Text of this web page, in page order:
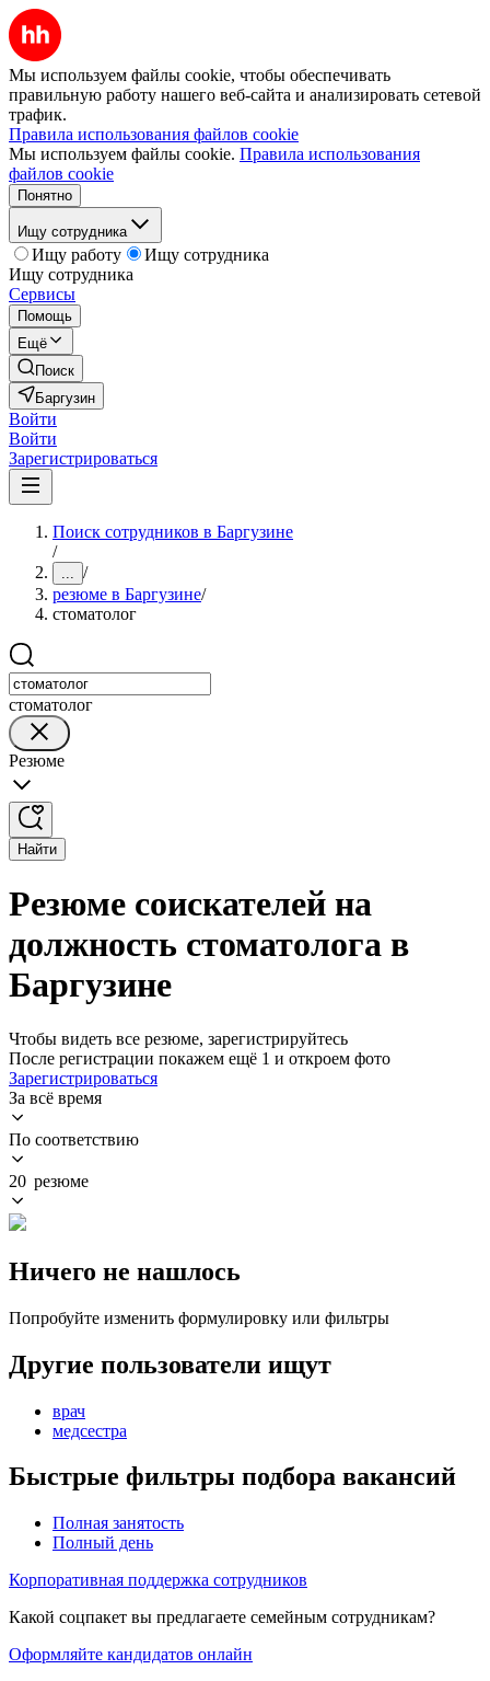
Мы используем файлы cookie, чтобы обеспечивать
правильную работу нашего веб-сайта и анализировать сетевой
трафик.
Правила использования файлов cookie
Мы используем файлы cookie. Правила использования
файлов cookie
Понятно
Ищу сотрудника
Ищу работу
Ищу сотрудника
Ищу сотрудника
Сервисы
Помощь
Ещё
Поиск
Баргузин
Войти
Войти
Зарегистрироваться
Поиск сотрудников в Баргузине
/
... /
резюме в Баргузине/
стоматолог
стоматолог
Резюме
Найти
Резюме соискателей на
должность стоматолога в
Баргузине
Чтобы видеть все резюме, зарегистрируйтесь
После регистрации покажем ещё 1 и откроем фото
Зарегистрироваться
За всё время
По соответствию
20 резюме
Ничего не нашлось
Попробуйте изменить формулировку или фильтры
Другие пользователи ищут
врач
медсестра
Быстрые фильтры подбора вакансий
Полная занятость
Полный день
Корпоративная поддержка сотрудников
Какой соцпакет вы предлагаете семейным сотрудникам?
Оформляйте кандидатов онлайн